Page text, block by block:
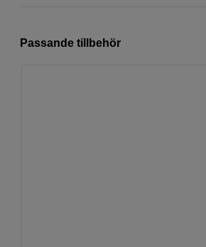
Passande tillbehör